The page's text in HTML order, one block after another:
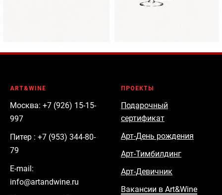
ART&WINE
Москва: +7 (926) 15-15-
997
Питер : +7 (953) 344-80-
79
E-mail:
info@artandwine.ru
ПРОЕКТЫ
Подарочный
сертификат
Арт-День рождения
Арт-Тимбилдинг
Арт-Девичник
Вакансии в Art&Wine